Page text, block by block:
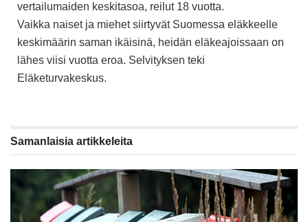
vertailumaiden keskitasoa, reilut 18 vuotta.
Vaikka naiset ja miehet siirtyvät Suomessa eläkkeelle
keskimäärin saman ikäisinä, heidän eläkeajoissaan on
lähes viisi vuotta eroa. Selvityksen teki
Eläketurvakeskus.
Samanlaisia artikkeleita